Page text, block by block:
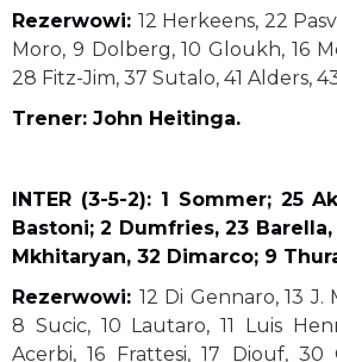
Rezerwowi: 12 Herkeens, 22
Moro, 9 Dolberg, 10 Gloukh, 16
28 Fitz-Jim, 37 Sutalo, 41 Alders,
Trener: John Heitinga.
INTER (3-5-2): 1 Sommer; 25
Bastoni; 2 Dumfries, 23
Mkhitaryan, 32 Dimarco; 9
Rezerwowi: 12 Di Gennaro, 13 J.
8 Sucic, 10 Lautaro, 11 Luis
Acerbi, 16 Frattesi, 17 Diouf, 30